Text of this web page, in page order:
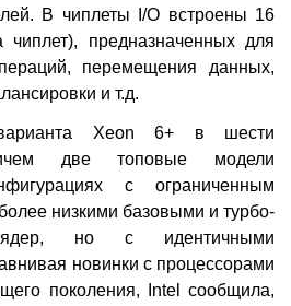
В чиплеты I/O встроены 16
предназначенных для
перемещения данных,
и т.д.
Xeon 6+ в шести
две топовые модели
с ограниченным
низкими базовыми и турбо-
но с идентичными
новинки с процессорами
поколения, Intel сообщила,